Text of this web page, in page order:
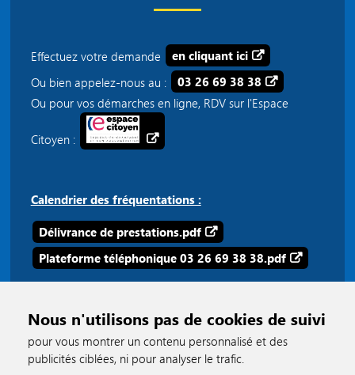
Nous n'utilisons pas de cookies de suivi
pour vous montrer un contenu personnalisé et des
publicités ciblées, ni pour analyser le trafic.
Effectuez votre demande
en cliquant ici
Ou bien appelez-nous au :
03 26 69 38 38
Ou pour vos démarches en ligne, RDV sur l'Espace
Citoyen :
Calendrier des fréquentations :
Délivrance de prestations.pdf
Plateforme téléphonique 03 26 69 38 38.pdf